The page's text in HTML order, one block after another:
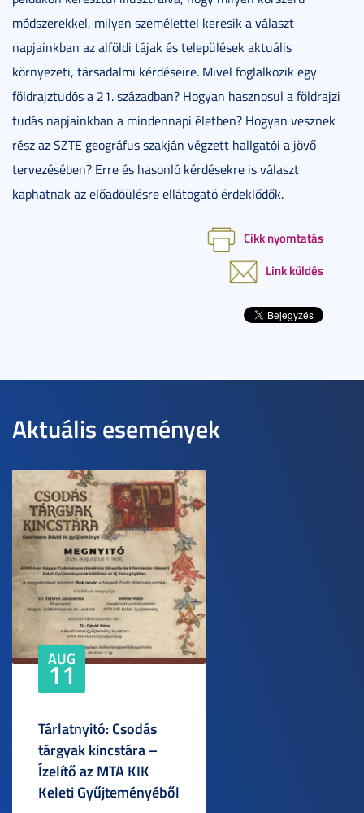
módszerekkel, milyen személettel keresik a választ
napjainkban az alföldi tájak és települések aktuális
környezeti, társadalmi kérdéseire. Mivel foglalkozik egy
földrajztudós a 21. században? Hogyan hasznosul a földrajzi
tudás napjainkban a mindennapi életben? Hogyan vesznek
rész az SZTE geográfus szakján végzett hallgatói a jövő
tervezésében? Erre és hasonló kérdésekre is választ
kaphatnak az előadóülésre ellátogató érdeklődők.
Cikk nyomtatás
Link küldés
Aktuális események
AUG
11
Tárlatnyitó: Csodás
tárgyak kincstára –
Ízelítő az MTA KIK
Keleti Gyűjteményéből